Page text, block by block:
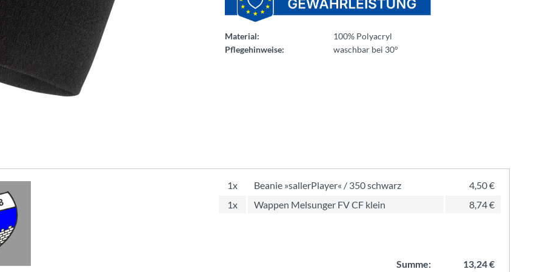
Material:
100% Polyacryl
Pflegehinweise:
waschbar bei 30°
1x Beanie »sallerPlayer« / 350 schwarz
4,50 €
1x
Wappen Melsunger FV CF klein 8,74 €
Summe:
13,24 €